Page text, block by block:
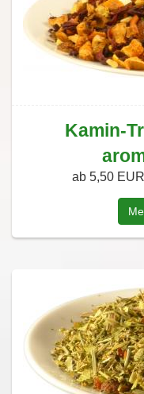
Kamin-
ab 5,50 EUR